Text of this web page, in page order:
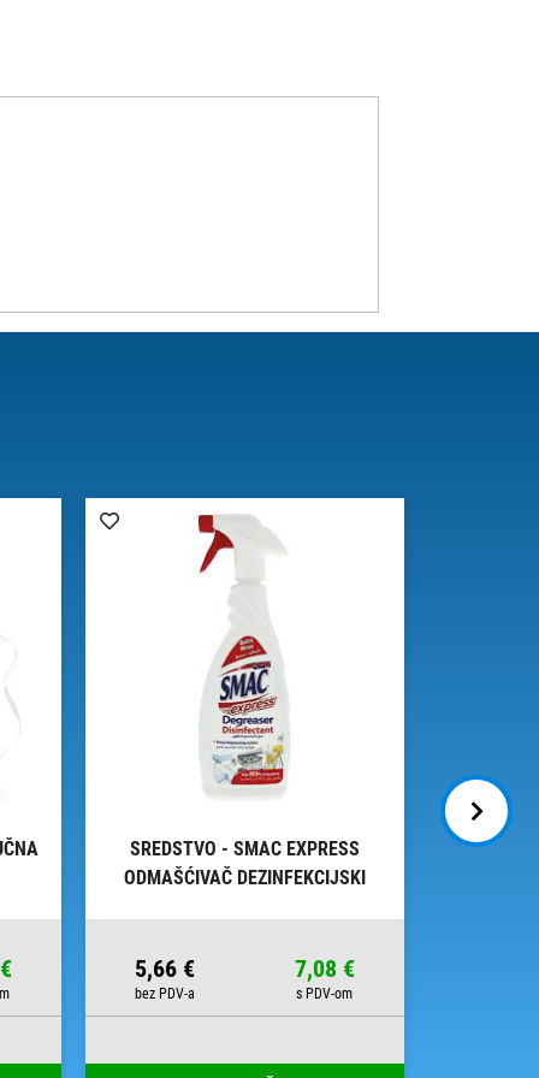
SREDSTVO - SMAC EXPRESS
ODMAŠĆIVAČ DEZINFEKCIJSKI
5,66 € 7,08 €